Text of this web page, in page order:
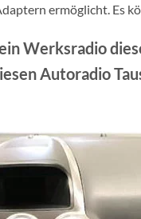
ermöglicht. Es
Werksradio
Autoradio